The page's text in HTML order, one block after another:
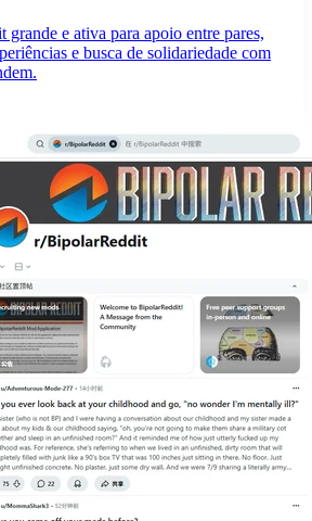
e ativa para apoio entre pares,
e busca de solidariedade com